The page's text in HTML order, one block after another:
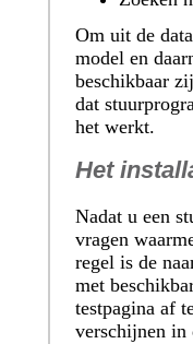
Om uit de
model en
beschikbaar
dat
het werkt.
Het
Nadat u een
vragen
regel is de
met
testpagina af
verschijnen in